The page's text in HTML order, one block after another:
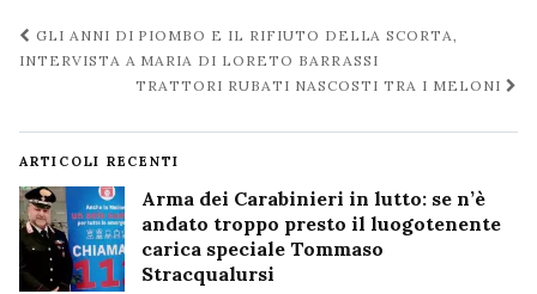
Navigazione
post
GLI ANNI DI PIOMBO E IL RIFIUTO DELLA SCORTA,
INTERVISTA A MARIA DI LORETO BARRASSI
TRATTORI RUBATI NASCOSTI TRA I MELONI
ARTICOLI RECENTI
Arma dei Carabinieri in lutto: se n’è
andato troppo presto il luogotenente
carica speciale Tommaso
Stracqualursi